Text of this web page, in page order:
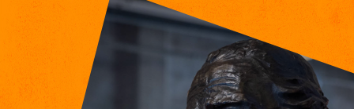
Skip to main content